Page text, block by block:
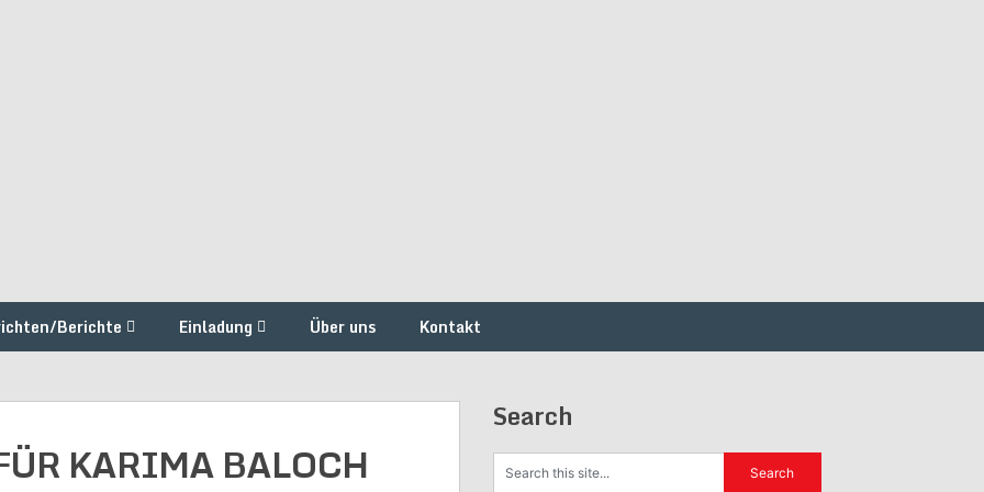
Berichte Einladung Über uns Kontakt
KARIMA BALOCH
Search